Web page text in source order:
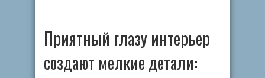
Приятный глазу интерьер
создают мелкие детали: